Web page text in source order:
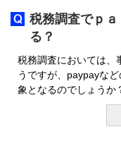
税務調査でｐ
る？
税務調査においては、
うですが、paypayな
象となるのでしょうか